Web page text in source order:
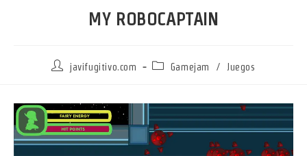
MY ROBOCAPTAIN
Autor
entrada:
javifugitivo.com
Categoría
entrada:
Gamejam / Juegos